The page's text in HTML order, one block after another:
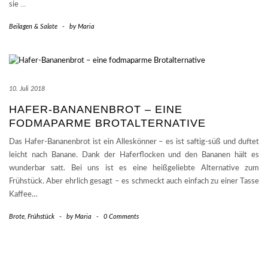
sie …
Beilagen & Salate - byMaria
10. Juli 2018
HAFER-BANANENBROT – EINE
FODMAPARME BROTALTERNATIVE
Das Hafer-Bananenbrot ist ein Alleskönner – es ist saftig-süß und duftet
leicht nach Banane. Dank der Haferflocken und den Bananen hält es
wunderbar satt. Bei uns ist es eine heißgeliebte Alternative zum
Frühstück. Aber ehrlich gesagt – es schmeckt auch einfach zu einer Tasse
Kaffee…
Brote, Frühstück - byMaria - 0 Comments